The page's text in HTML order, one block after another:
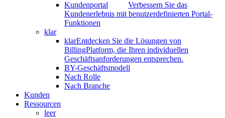
Kundenportal
Verbessern Sie das
Kundenerlebnis mit benutzerdefinierten Portal-
Funktionen
klar
klarEntdecken Sie die Lösungen von
BillingPlatform, die Ihren individuellen
Geschäftsanforderungen entsprechen.
BY-Geschäftsmodell
Nach Rolle
Nach Branche
Kunden
Ressourcen
leer